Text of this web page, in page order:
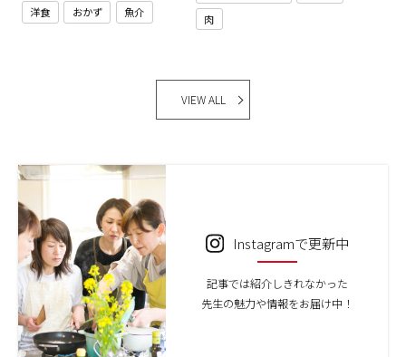
洋食 おかず 魚介
肉
VIEW ALL
Instagramで更新中
記事では紹介しきれなかった
先生の魅力や情報をお届け中！